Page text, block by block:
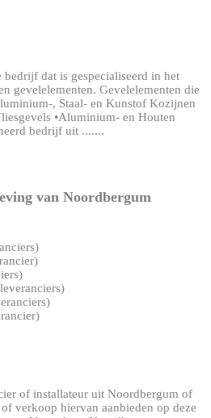
dat is gespecialiseerd in het
gevelelementen. Gevelelementen die
, Staal- en Kunstof Kozijnen
•Aluminium- en Houten
bedrijf uit .......
van Noordbergum
of installateur uit Noordbergum of
verkoop hiervan aanbieden op deze